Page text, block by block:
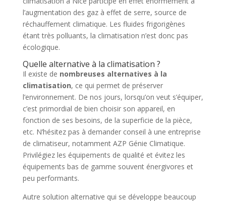
l’augmentation des gaz à effet de serre, source de
réchauffement climatique. Les fluides frigorigènes
étant très polluants, la climatisation n’est donc pas
écologique.
Quelle alternative à la climatisation ?
Il existe de nombreuses alternatives à la
climatisation, ce qui permet de préserver
l’environnement. De nos jours, lorsqu’on veut s’équiper,
c’est primordial de bien choisir son appareil, en
fonction de ses besoins, de la superficie de la pièce,
etc. N’hésitez pas à demander conseil à une entreprise
de climatiseur, notamment AZP Génie Climatique.
Privilégiez les équipements de qualité et évitez les
équipements bas de gamme souvent énergivores et
peu performants.
Autre solution alternative qui se développe beaucoup